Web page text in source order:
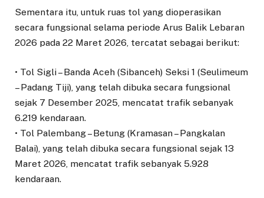
Sementara itu, untuk ruas tol yang dioperasikan
secara fungsional selama periode Arus Balik Lebaran
2026 pada 22 Maret 2026, tercatat sebagai berikut:
• Tol Sigli – Banda Aceh (Sibanceh) Seksi 1 (Seulimeum
– Padang Tiji), yang telah dibuka secara fungsional
sejak 7 Desember 2025, mencatat trafik sebanyak
6.219 kendaraan.
• Tol Palembang – Betung (Kramasan – Pangkalan
Balai), yang telah dibuka secara fungsional sejak 13
Maret 2026, mencatat trafik sebanyak 5.928
kendaraan.